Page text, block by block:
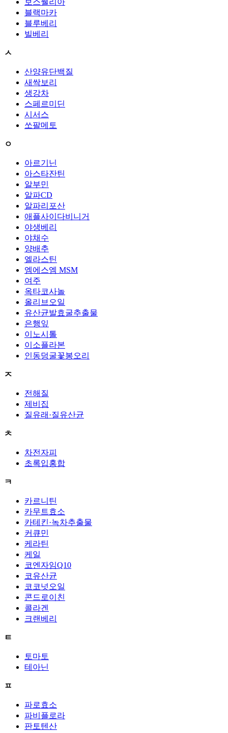
블랙마카
블루베리
빌베리
ㅅ
산양유단백질
새싹보리
생강차
스페르미딘
시서스
쏘팔메토
ㅇ
아르기닌
아스타잔틴
알부민
알파CD
알파리포산
애플사이다비니거
야생베리
야채수
양배추
엘라스틴
엠에스엠 MSM
여주
옥타코사놀
올리브오일
유산균발효굴추출물
은행잎
이노시톨
이소플라본
인동덩굴꽃봉오리
ㅈ
전해질
제비집
질유래·질유산균
ㅊ
차전자피
초록입홍합
ㅋ
카르니틴
카무트효소
카테킨·녹차추출물
커큐민
케라틴
케일
코엔자임Q10
코유산균
코코넛오일
콘드로이친
콜라겐
크랜베리
ㅌ
토마토
테아닌
ㅍ
파로효소
파비플로라
판토텐산